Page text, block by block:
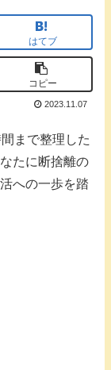
はてブ
コピー
2023.11.07
まで整理した
たに断捨離の
への一歩を踏